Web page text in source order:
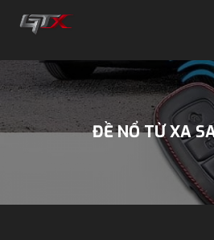
ĐỀ NỔ TỪ XA